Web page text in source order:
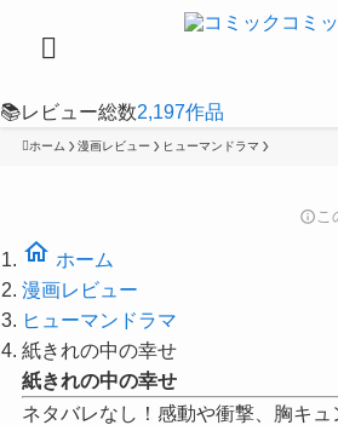
📚レビュー総数2,197作品
ホーム 漫画レビュー ヒューマンドラマ
infoこ
home ホーム
漫画レビュー
ヒューマンドラマ
紙きれの中の幸せ
紙きれの中の幸せ
ネタバレなし！感動や衝撃、胸キ